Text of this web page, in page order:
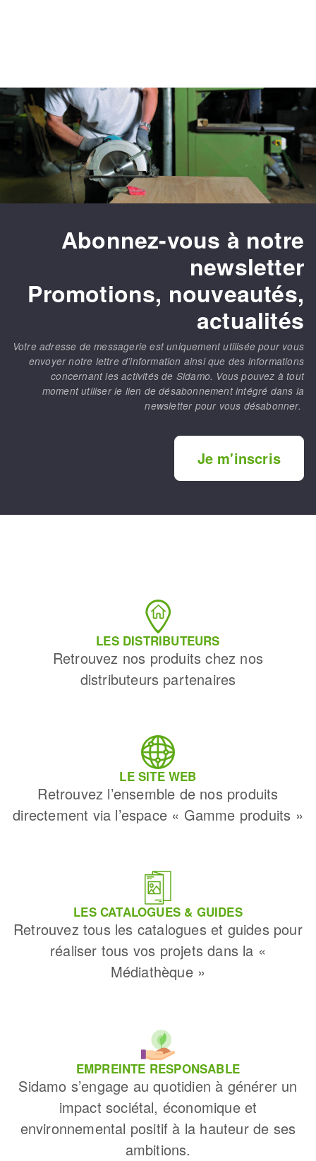
Abonnez-vous à notre
newsletter
Promotions, nouveautés,
actualités
Votre adresse de messagerie est uniquement utilisée pour vous
envoyer notre lettre d’information ainsi que des informations
concernant les activités de Sidamo. Vous pouvez à tout
moment utiliser le lien de désabonnement intégré dans la
newsletter pour vous désabonner.
Je m'inscris
LES DISTRIBUTEURS
Retrouvez nos produits chez nos
distributeurs partenaires
LE SITE WEB
Retrouvez l’ensemble de nos produits
directement via l’espace « Gamme produits »
LES CATALOGUES & GUIDES
Retrouvez tous les catalogues et guides pour
réaliser tous vos projets dans la «
Médiathèque »
EMPREINTE RESPONSABLE
Sidamo s’engage au quotidien à générer un
impact sociétal, économique et
environnemental positif à la hauteur de ses
ambitions.